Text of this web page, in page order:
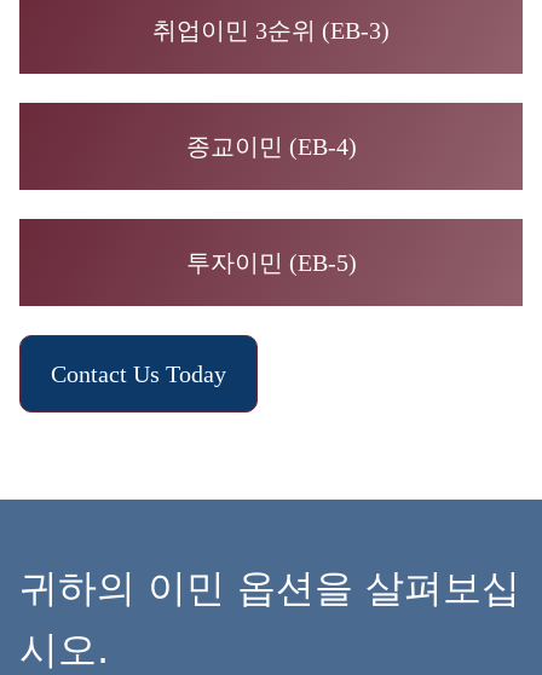
취업이민 3순위 (EB-3)
종교이민 (EB-4)
투자이민 (EB-5)
Contact Us Today
귀하의 이민 옵션을 살펴보십
시오.